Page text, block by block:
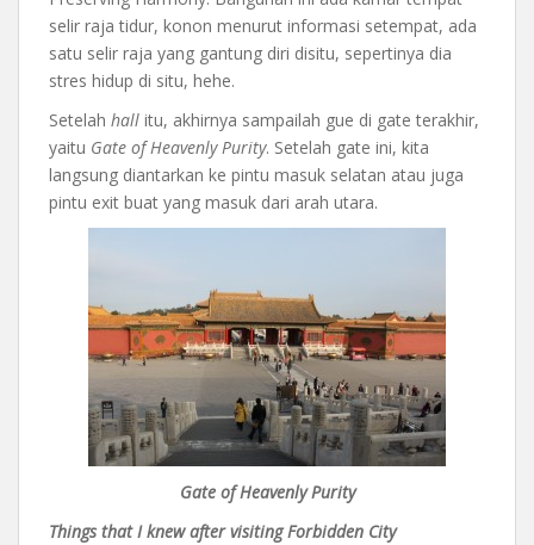
selir raja tidur, konon menurut informasi setempat, ada
satu selir raja yang gantung diri disitu, sepertinya dia
stres hidup di situ, hehe.
Setelah hall itu, akhirnya sampailah gue di gate terakhir,
yaitu Gate of Heavenly Purity. Setelah gate ini, kita
langsung diantarkan ke pintu masuk selatan atau juga
pintu exit buat yang masuk dari arah utara.
Gate of Heavenly Purity
Things that I knew after visiting Forbidden City